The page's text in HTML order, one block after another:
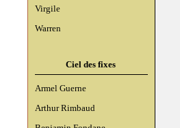
Virgile
Warren
Ciel des fixes
Armel Guerne
Arthur Rimbaud